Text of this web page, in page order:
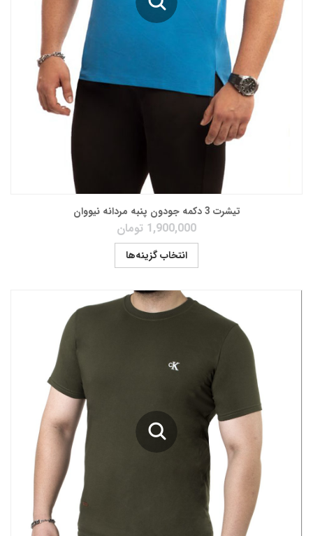
تیشرت 3 دکمه جودون پنبه مردانه نیووان
1,900,000 تومان
انتخاب گزینه‌ها